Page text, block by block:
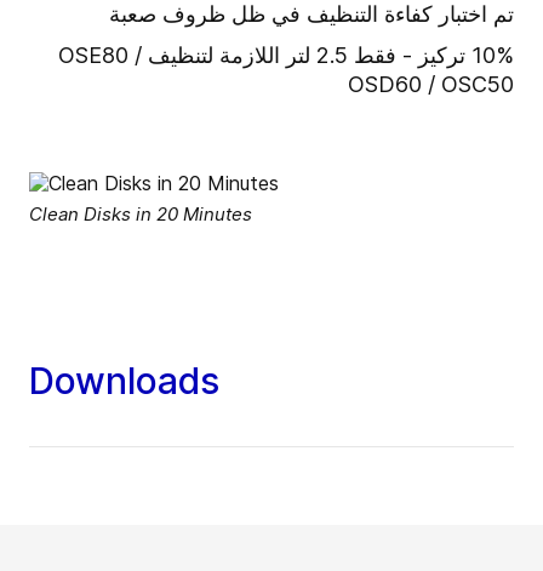
تم اختبار كفاءة التنظيف في ظل ظروف صعبة
10% تركيز - فقط 2.5 لتر اللازمة لتنظيف OSE80 /
OSD60 / OSC50
Clean Disks in 20 Minutes
Downloads